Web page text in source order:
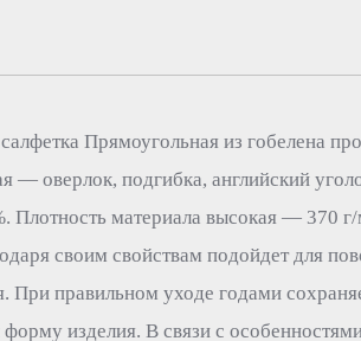
Прямоугольная из гобелена
— оверлок, подгибка, английский
Плотность материала высокая — 370 г/
своим свойствам подойдет для
При правильном уходе годами
изделия. В связи с